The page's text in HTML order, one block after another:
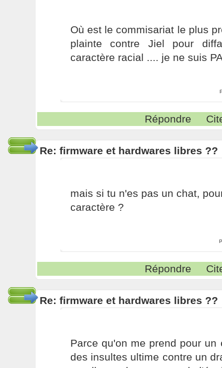
Où est le commisariat le plus
plainte contre Jiel pour
caractère racial .... je ne suis
Répondre
Re: firmware et hardwares libres ??
mais si tu n'es pas un chat,
caractère ?
Répondre
Re: firmware et hardwares libres ??
Parce qu'on me prend pour
des insultes ultime contre un